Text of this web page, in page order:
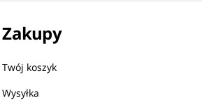
Zakupy
Twój koszyk
Wysyłka